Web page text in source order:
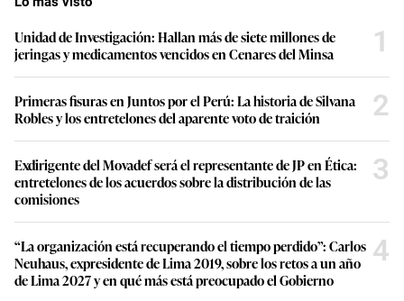
Unidad de Investigación: Hallan más de siete millones de
jeringas y medicamentos vencidos en Cenares del Minsa
1
Primeras fisuras en Juntos por el Perú: La historia de Silvana
Robles y los entretelones del aparente voto de traición
2
Exdirigente del Movadef será el representante de JP en Ética:
entretelones de los acuerdos sobre la distribución de las
comisiones
3
“La organización está recuperando el tiempo perdido”: Carlos
Neuhaus, expresidente de Lima 2019, sobre los retos a un año
de Lima 2027 y en qué más está preocupado el Gobierno
4